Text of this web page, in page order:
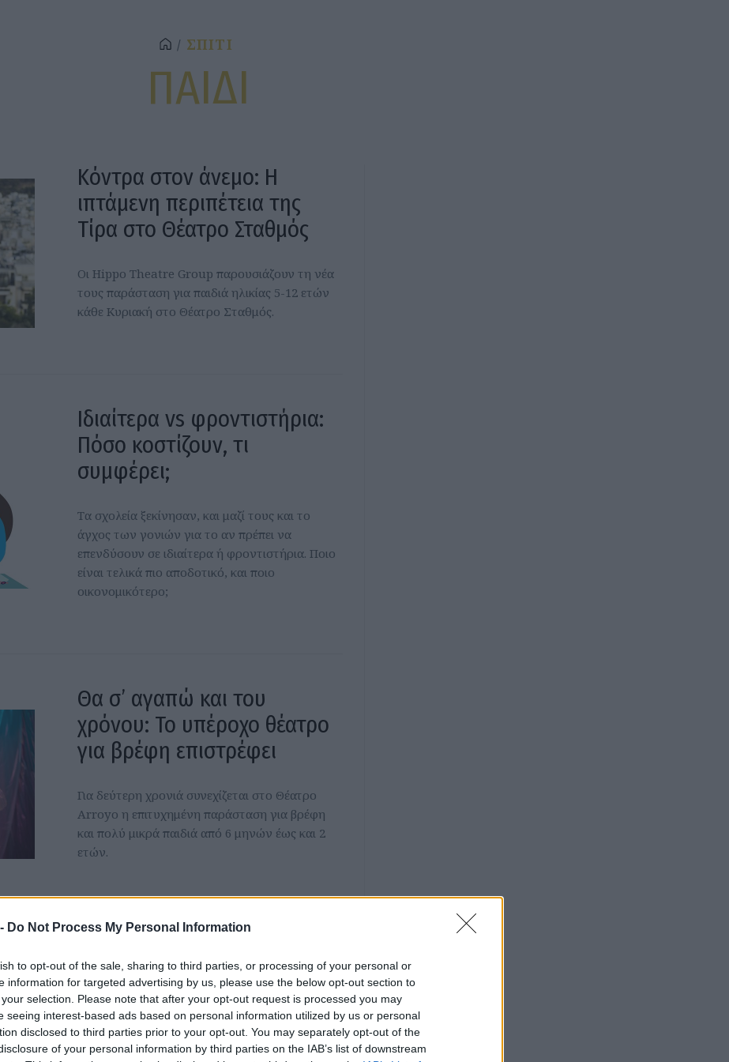
Do Not Process My Personal Information
to opt-out of the sale, sharing to third parties, or processing of your personal or
information for targeted advertising by us, please use the below opt-out section to
selection. Please note that after your opt-out request is processed you may
seeing interest-based ads based on personal information utilized by us or personal
disclosed to third parties prior to your opt-out. You may separately opt-out of the
of your personal information by third parties on the IAB’s list of downstream
ΣΠΙΤΙ
ΠΑΙΔΙ
Κόντρα στον άνεμο: Η
ιπτάμενη περιπέτεια της
Τίρα στο Θέατρο Σταθμός
Οι Hippo Theatre Group παρουσιάζουν τη νέα
τους παράσταση για παιδιά ηλικίας 5-12 ετών
κάθε Κυριακή στο Θέατρο Σταθμός.
Ιδιαίτερα vs φροντιστήρια:
Πόσο κοστίζουν, τι
συμφέρει;
Τα σχολεία ξεκίνησαν, και μαζί τους και το
άγχος των γονιών για το αν πρέπει να
επενδύσουν σε ιδιαίτερα ή φροντιστήρια. Ποιο
είναι τελικά πιο αποδοτικό, και ποιο
οικονομικότερο;
Θα σ’ αγαπώ και του
χρόνου: Το υπέροχο θέατρο
για βρέφη επιστρέφει
Για δεύτερη χρονιά συνεχίζεται στο Θέατρο
Arroyo η επιτυχημένη παράσταση για βρέφη
και πολύ μικρά παιδιά από 6 μηνών έως και 2
ετών.
Svoura: Το παιχνίδι που
φέρνει τη γνώση και τη
φαντασία στο τραπέζι
Η ελληνική εταιρεία Svoura παρουσιάζει το νέο